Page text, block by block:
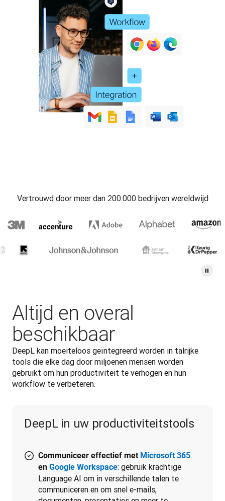
Vertrouwd door meer dan 200.000 bedrijven wereldwijd
Altijd en overal
beschikbaar
DeepL kan moeiteloos geïntegreerd worden in talrijke
tools die elke dag door miljoenen mensen worden
gebruikt om hun productiviteit te verhogen en hun
workflow te verbeteren.
DeepL in uw productiviteitstools
Communiceer effectief met Microsoft 365
en Google Workspace: gebruik krachtige
Language AI om in verschillende talen te
communiceren en om snel e-mails,